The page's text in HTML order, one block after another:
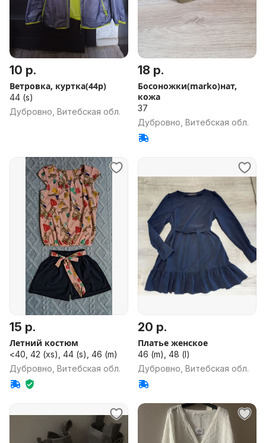
10 р.
Ветровка, куртка(44р)
44 (s)
Дубровно, Витебская обл.
18 р.
Босоножки(marko)нат,
кожа
37
Дубровно, Витебская обл.
15 р.
Летний костюм
<40, 42 (xs), 44 (s), 46 (m)
Дубровно, Витебская обл.
20 р.
Платье женское
46 (m), 48 (l)
Дубровно, Витебская обл.